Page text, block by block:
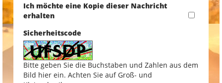
Ich möchte eine Kopie dieser Nachricht
erhalten
Sicherheitscode
Bitte geben Sie die Buchstaben und Zahlen aus dem
Bild hier ein. Achten Sie auf Groß- und